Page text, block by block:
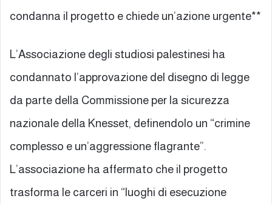
condanna il progetto e chiede un’azione urgente**
L’Associazione degli studiosi palestinesi ha
condannato l’approvazione del disegno di legge
da parte della Commissione per la sicurezza
nazionale della Knesset, definendolo un “crimine
complesso e un’aggressione flagrante”.
L’associazione ha affermato che il progetto
trasforma le carceri in “luoghi di esecuzione